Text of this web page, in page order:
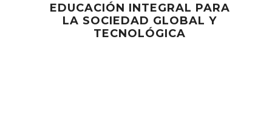
EDUCACIÓN INTEGRAL PARA
LA SOCIEDAD GLOBAL Y
TECNOLÓGICA